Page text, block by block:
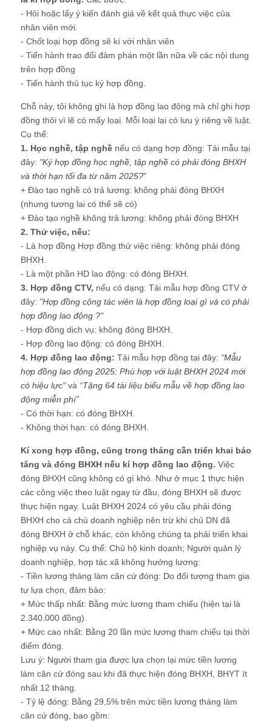
- Hỏi hoặc lấy ý kiến đánh giá về kết quả thực việc của
nhân viên mới.
- Chốt loại hợp đồng sẽ kí với nhân viên
- Tiến hành trao đổi đàm phán một lần nữa về các nội dung
trên hợp đồng
- Tiến hành thủ tục ký hợp đồng.
Chỗ này, tôi không ghi là hợp đồng lao động mà chỉ ghi hợp
đồng thôi vì lẽ có mấy loại. Mỗi loại lại có lưu ý riêng về luật.
Cụ thể:
1. Học nghề, tập nghề nếu có dạng hợp đồng: Tải mẫu tại
đây: "Ký hợp đồng học nghề, tập nghề có phải đóng BHXH
và thời hạn tối đa từ năm 2025?"
+ Đào tạo nghề có trả lương: không phải đóng BHXH
(nhưng tương lai có thể sẽ có)
+ Đào tạo nghề không trả lương: không phải đóng BHXH
2. Thử việc, nếu:
- Là hợp đồng Hợp đồng thử việc riêng: không phải đóng
BHXH.
- Là một phần HD lao động: có đóng BHXH.
3. Hợp đồng CTV, nếu có dạng: Tải mẫu hợp đồng CTV ở
đây: "Hợp đồng cộng tác viên là hợp đồng loại gì và có phải
hợp đồng lao động ?"
- Hợp đồng dịch vụ: không đóng BHXH.
- Hợp đồng lao động: có đóng BHXH.
4. Hợp đồng lao động: Tải mẫu hợp đồng tại đây: "Mẫu
hợp đồng lao động 2025: Phù hợp với luật BHXH 2024 mới
có hiệu lực"và “Tặng 64 tài liệu biểu mẫu về hợp đồng lao
động miễn phí”
- Có thời hạn: có đóng BHXH.
- Không thời hạn: có đóng BHXH.
Kí xong hợp đồng, cũng trong tháng cần triển khai báo
tăng và đóng BHXH nếu kí hợp đồng lao động. Việc
đóng BHXH cũng không có gì khó. Như ở mục 1 thực hiện
các công việc theo luật ngay từ đầu, đóng BHXH sẽ được
thực hiện ngay. Luật BHXH 2024 có yêu cầu phải đóng
BHXH cho cả chủ doanh nghiệp nên trừ khi chủ DN đã
đóng BHXH ở chỗ khác, còn không chúng ta phải triển khai
nghiệp vụ này. Cụ thể: Chủ hộ kinh doanh; Người quản lý
doanh nghiệp, hợp tác xã không hưởng lương:
- Tiền lương tháng làm căn cứ đóng: Do đối tượng tham gia
tự lựa chọn, đảm bảo:
+ Mức thấp nhất: Bằng mức lương tham chiếu (hiện tại là
2.340.000 đồng).
+ Mức cao nhất: Bằng 20 lần mức lương tham chiếu tại thời
điểm đóng.
Lưu ý: Người tham gia được lựa chọn lại mức tiền lương
làm căn cứ đóng sau khi đã thực hiện đóng BHXH, BHYT ít
nhất 12 tháng.
- Tỷ lệ đóng: Bằng 29,5% trên mức tiền lương tháng làm
căn cứ đóng, bao gồm: